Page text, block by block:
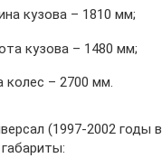
кузова – 1810 мм;
кузова – 1480 мм;
колес – 2700 мм.
(1997-2002 годы